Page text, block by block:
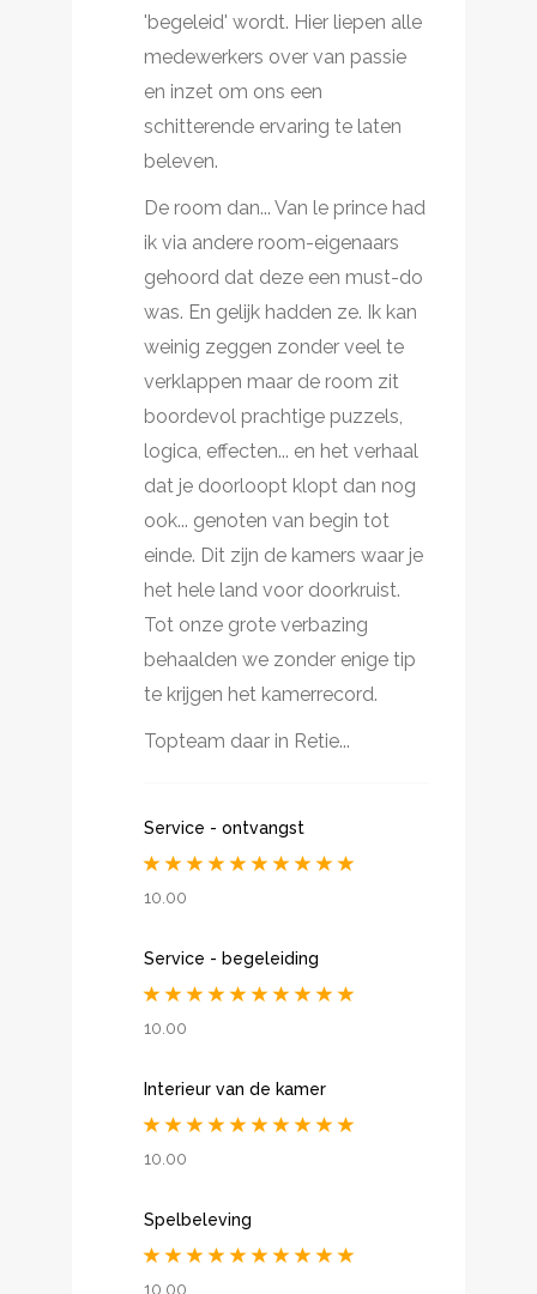
'begeleid' wordt. Hier liepen alle
medewerkers over van passie
en inzet om ons een
schitterende ervaring te laten
beleven.
De room dan... Van le prince had
ik via andere room-eigenaars
gehoord dat deze een must-do
was. En gelijk hadden ze. Ik kan
weinig zeggen zonder veel te
verklappen maar de room zit
boordevol prachtige puzzels,
logica, effecten... en het verhaal
dat je doorloopt klopt dan nog
ook... genoten van begin tot
einde. Dit zijn de kamers waar je
het hele land voor doorkruist.
Tot onze grote verbazing
behaalden we zonder enige tip
te krijgen het kamerrecord.
Topteam daar in Retie...
Service - ontvangst
10.00
Service - begeleiding
10.00
Interieur van de kamer
10.00
Spelbeleving
10.00